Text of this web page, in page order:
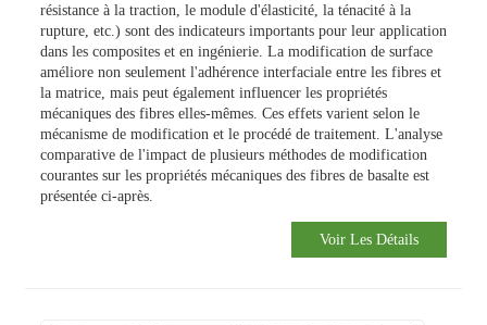
résistance à la traction, le module d'élasticité, la ténacité à la
rupture, etc.) sont des indicateurs importants pour leur application
dans les composites et en ingénierie. La modification de surface
améliore non seulement l'adhérence interfaciale entre les fibres et
la matrice, mais peut également influencer les propriétés
mécaniques des fibres elles-mêmes. Ces effets varient selon le
mécanisme de modification et le procédé de traitement. L'analyse
comparative de l'impact de plusieurs méthodes de modification
courantes sur les propriétés mécaniques des fibres de basalte est
présentée ci-après.
Voir Les Détails